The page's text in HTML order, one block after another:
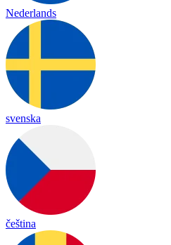
Nederlands
svenska
čeština